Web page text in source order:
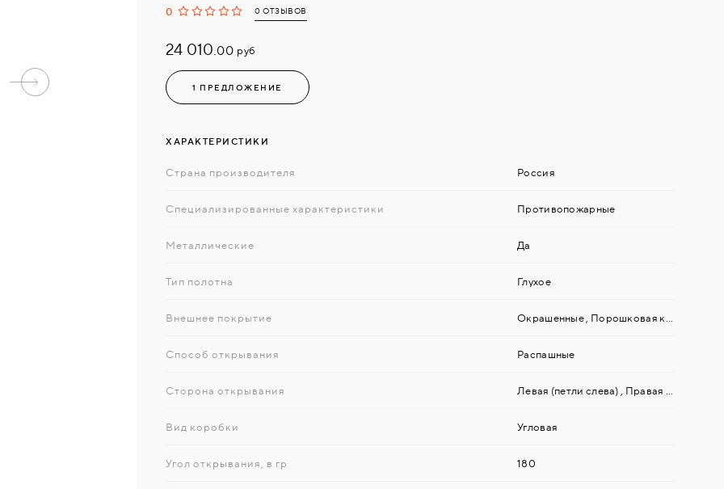
0 0 ОТЗЫВОВ
24 010.00руб
1 ПРЕДЛОЖЕНИЕ
ХАРАКТЕРИСТИКИ
Страна производителя Россия
Специализированные характеристики Противопожарные
Металлические Да
Тип полотна Глухое
Внешнее покрытие Окрашенные Порошковая краска
Способ открывания Распашные
Сторона открывания Левая (петли слева) Правая (петли справа)
Вид коробки Угловая
Угол открывания, в гр 180